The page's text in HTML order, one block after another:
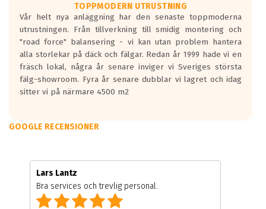
TOPPMODERN UTRUSTNING
Vår helt nya anläggning har den senaste toppmoderna
utrustningen. Från tillverkning till smidig montering och
"road force" balansering - vi kan utan problem hantera
alla storlekar på däck och fälgar. Redan år 1999 hade vi en
fräsch lokal, några år senare inviger vi Sveriges största
fälg-showroom. Fyra år senare dubblar vi lagret och idag
sitter vi på närmare 4500 m2
GOOGLE RECENSIONER
Lars Lantz
Bra services och trevlig personal.